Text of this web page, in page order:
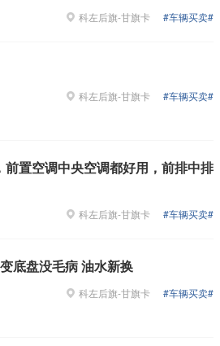
科左后旗-甘旗卡 #车辆买卖#
科左后旗-甘旗卡 #车辆买卖#
置空调中央空调都好用，前排中排
科左后旗-甘旗卡 #车辆买卖#
底盘没毛病 油水新换
科左后旗-甘旗卡 #车辆买卖#